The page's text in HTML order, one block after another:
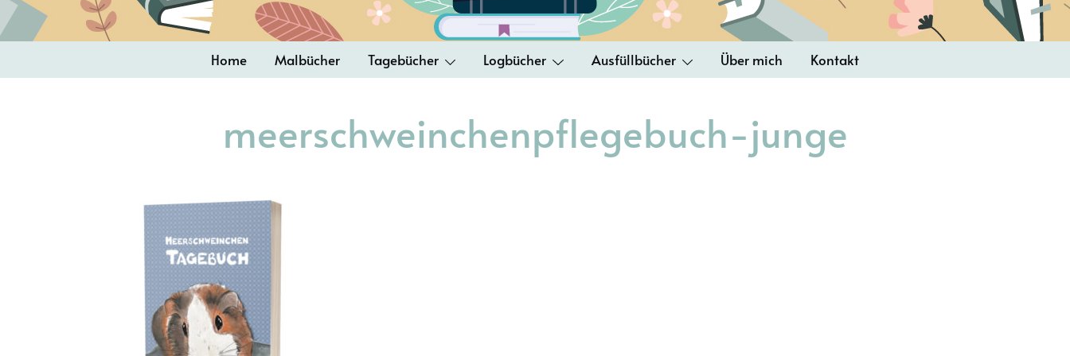
Home Malbücher Tagebücher Logbücher Ausfüllbücher Über mich Kontakt
meerschweinchenpflegebuch-junge